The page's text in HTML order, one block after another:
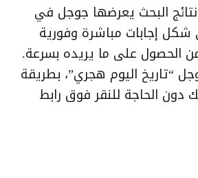
البحث يعرضها جوجل في
إجابات مباشرة وفورية
الحصول على ما يريده بسرعة.
“تاريخ اليوم هجري”، بطريقة
الحاجة للنقر فوق رابط